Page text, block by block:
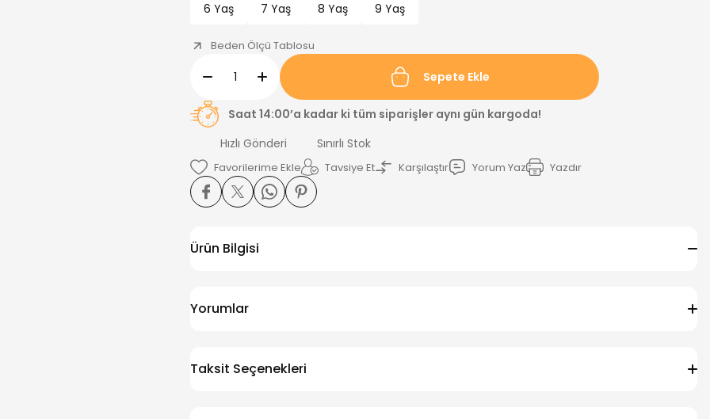
6 Yaş
7 Yaş 8 Yaş 9 Yaş
Beden Ölçü Tablosu
Sepete Ekle
Saat 14:00’a kadar ki tüm siparişler aynı gün kargoda!
Hızlı Gönderi
Sınırlı Stok
Tavsiye Et Karşılaştır Yorum Yaz Yazdır
Ürün Bilgisi
Yorumlar
Taksit Seçenekleri